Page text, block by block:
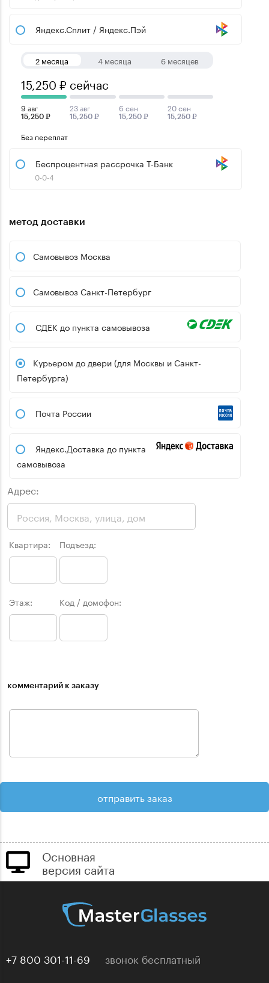
Яндекс.Сплит / Яндекс.Пэй
2 месяца 4 месяца 6 месяцев
15,250 ₽ сейчас
9 авг
15,250 ₽
23 авг
15,250 ₽
6 сен
15,250 ₽
20 сен
15,250 ₽
Без переплат
Беспроцентная рассрочка Т-Банк
0-0-4
метод доставки
Самовывоз Москва
Самовывоз Санкт-Петербург
СДЕК до пункта самовывоза
Курьером до двери (для Москвы и Санкт-
Петербурга)
Почта России
Яндекс.Доставка до пункта
самовывоза
Адрес:
Квартира: Подъезд:
Этаж: Код / домофон:
комментарий к заказу
Основная
версия сайта
+7 800 301-11-69 звонок бесплатный